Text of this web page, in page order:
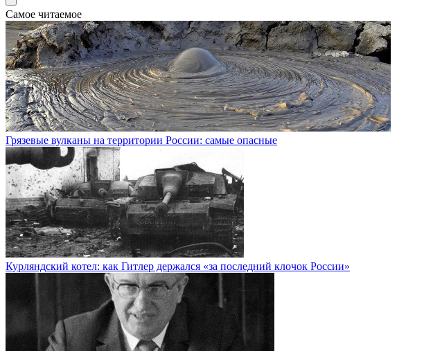
Самое читаемое
Грязевые вулканы на территории России: самые опасные
Курляндский котел: как Гитлер держался «за последний клочок России»